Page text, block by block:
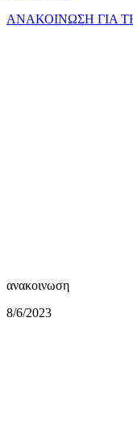
E-
ΑΝΑΚΟΙΝΩΣΗ ΓΙΑ
ανακοινωση
8/6/2023